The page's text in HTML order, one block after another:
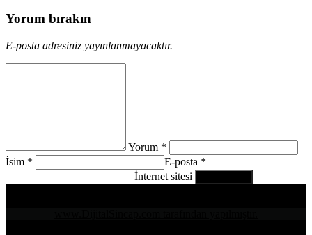
Yorum bırakın
E-posta adresiniz yayınlanmayacaktır.
Yorum *
İsim *
E-posta *
İnternet sitesi